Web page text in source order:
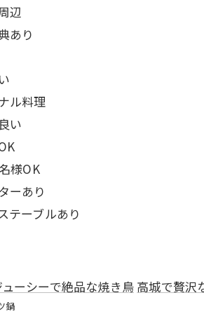
辺
あり
ル料理
い
様OK
ーあり
テーブルあり
ーシーで絶品な焼き鳥高城で贅沢
鍋